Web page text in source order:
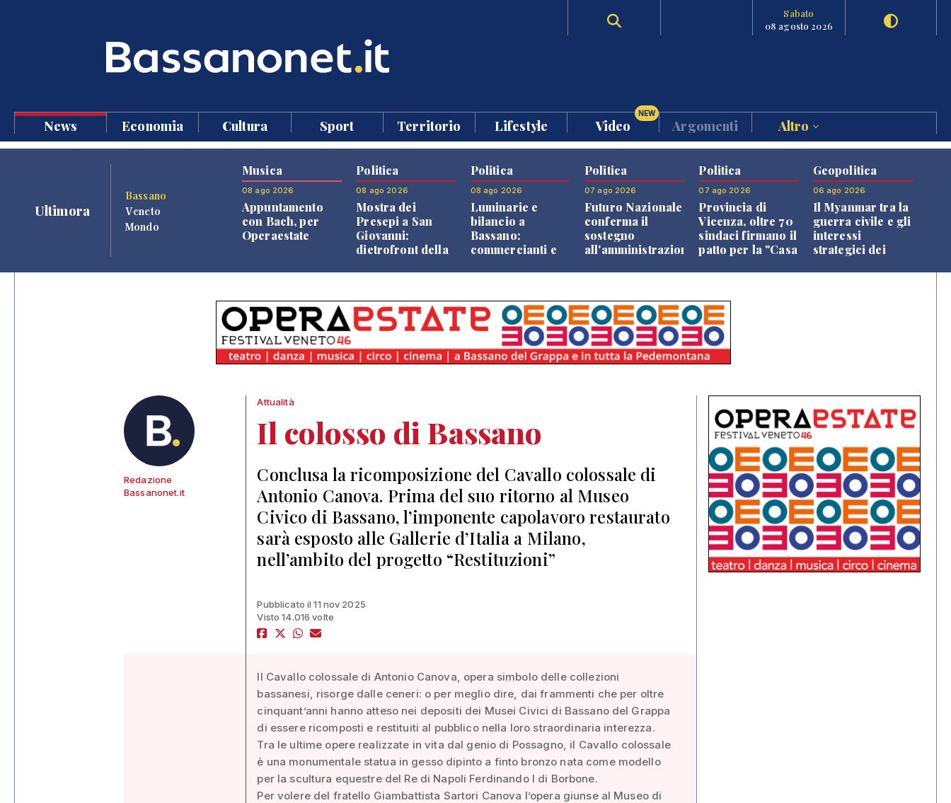
Sabato
08 agosto 2026
News Economia Cultura Sport Territorio Lifestyle Video
NEW
Argomenti Altro
Ultimora
Bassano
Veneto
Mondo
Musica
08 ago 2026
Appuntamento
con Bach, per
Operaestate
Politica
08 ago 2026
Mostra dei
Presepi a San
Giovanni:
dietrofront della
Politica
08 ago 2026
Luminarie e
bilancio a
Bassano:
commercianti e
Politica
07 ago 2026
Futuro Nazionale
conferma il
sostegno
all'amministrazione
Politica
07 ago 2026
Provincia di
Vicenza, oltre 70
sindaci firmano il
patto per la "Casa
Geopolitica
06 ago 2026
Il Myanmar tra la
guerra civile e gli
interessi
strategici dei
Redazione
Bassanonet.it
Attualità
Il colosso di Bassano
Conclusa la ricomposizione del Cavallo colossale di
Antonio Canova. Prima del suo ritorno al Museo
Civico di Bassano, l’imponente capolavoro restaurato
sarà esposto alle Gallerie d’Italia a Milano,
nell’ambito del progetto “Restituzioni”
Pubblicato il 11 nov 2025
Visto 14.016 volte
Il Cavallo colossale di Antonio Canova, opera simbolo delle collezioni
bassanesi, risorge dalle ceneri: o per meglio dire, dai frammenti che per oltre
cinquant’anni hanno atteso nei depositi dei Musei Civici di Bassano del Grappa
di essere ricomposti e restituiti al pubblico nella loro straordinaria interezza.
Tra le ultime opere realizzate in vita dal genio di Possagno, il Cavallo colossale
è una monumentale statua in gesso dipinto a finto bronzo nata come modello
per la scultura equestre del Re di Napoli Ferdinando I di Borbone.
Per volere del fratello Giambattista Sartori Canova l’opera giunse al Museo di